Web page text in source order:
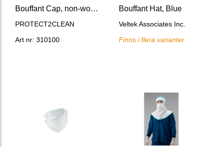
Bouffant Cap, non-woven, white
PROTECT2CLEAN
Art nr: 310100
Bouffant Hat, Blue
Veltek Associates Inc.
Finns i flera varianter